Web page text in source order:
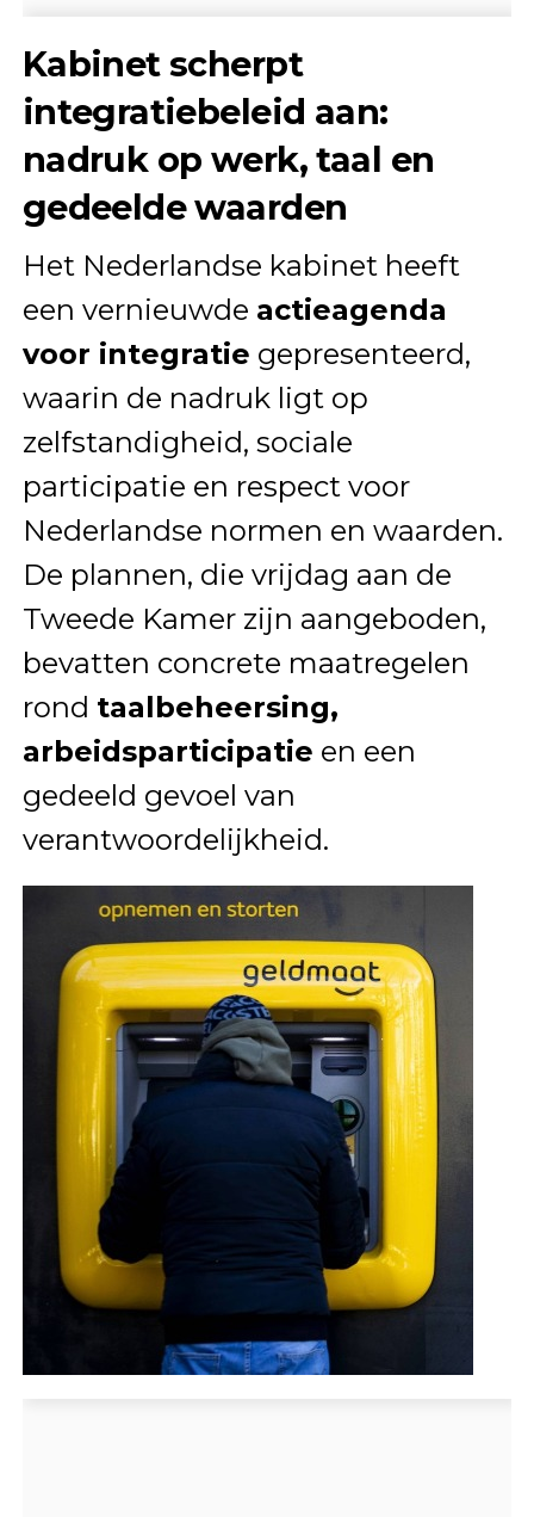
Kabinet scherpt
integratiebeleid aan:
nadruk op werk, taal en
gedeelde waarden
Het Nederlandse kabinet heeft
een vernieuwde actieagenda
voor integratie gepresenteerd,
waarin de nadruk ligt op
zelfstandigheid, sociale
participatie en respect voor
Nederlandse normen en waarden.
De plannen, die vrijdag aan de
Tweede Kamer zijn aangeboden,
bevatten concrete maatregelen
rond taalbeheersing,
arbeidsparticipatie en een
gedeeld gevoel van
verantwoordelijkheid.